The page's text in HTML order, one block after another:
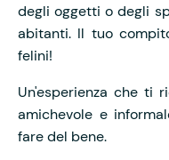
degli oggetti o degli
abitanti. Il tuo
felini!
Un'esperienza che ti
amichevole e
fare del bene.